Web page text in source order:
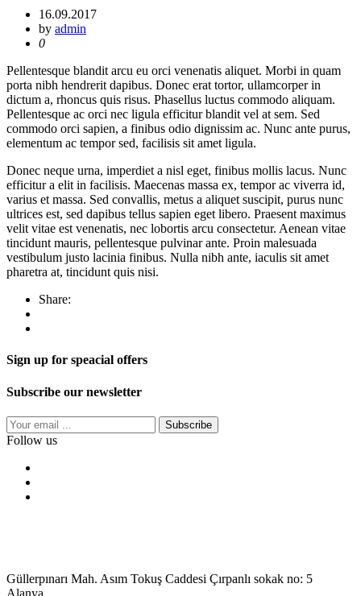
16.09.2017
by admin
0
Pellentesque blandit arcu eu orci venenatis aliquet. Morbi in quam
porta nibh hendrerit dapibus. Donec erat tortor, ullamcorper in
dictum a, rhoncus quis risus. Phasellus luctus commodo aliquam.
Pellentesque ac orci nec ligula efficitur blandit vel at sem. Sed
commodo orci sapien, a finibus odio dignissim ac. Nunc ante purus,
elementum ac tempor sed, facilisis sit amet ligula.
Donec neque urna, imperdiet a nisl eget, finibus mollis lacus. Nunc
efficitur a elit in facilisis. Maecenas massa ex, tempor ac viverra id,
varius et massa. Sed convallis, metus a aliquet suscipit, purus nunc
ultrices est, sed dapibus tellus sapien eget libero. Praesent maximus
velit vitae est venenatis, nec lobortis arcu consectetur. Aenean vitae
tincidunt mauris, pellentesque pulvinar ante. Proin malesuada
vestibulum justo lacinia finibus. Nulla nibh ante, iaculis sit amet
pharetra at, tincidunt quis nisi.
Share:
Sign up for speacial offers
Subscribe our newsletter
Subscribe
Follow us
Güllerpınarı Mah. Asım Tokuş Caddesi Çırpanlı sokak no: 5
Alanya